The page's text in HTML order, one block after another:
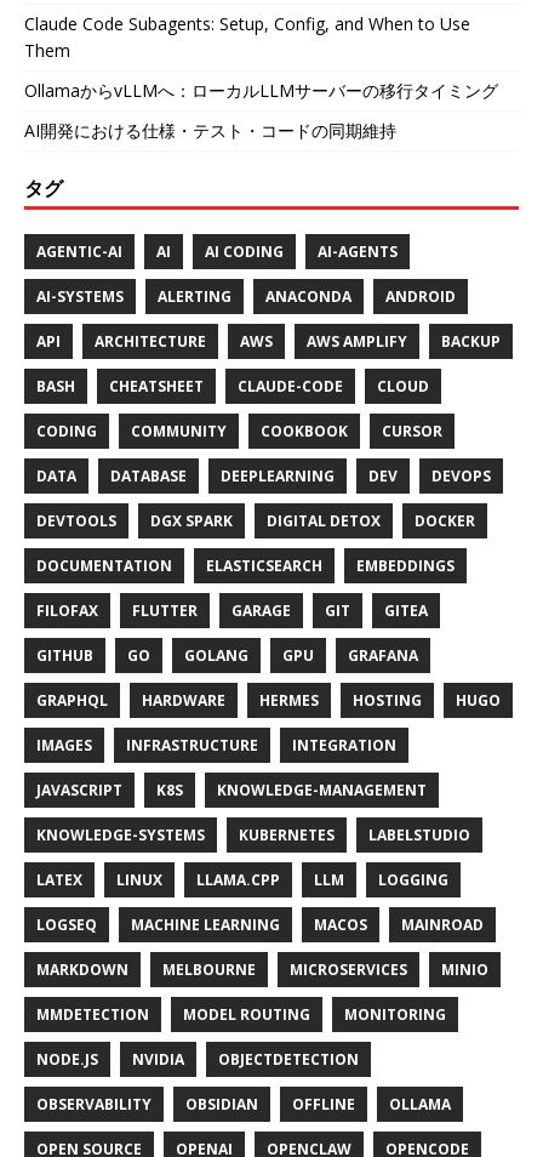
Claude Code Subagents: Setup, Config, and When to Use
Them
OllamaからvLLMへ：ローカルLLMサーバーの移行タイミング
AI開発における仕様・テスト・コードの同期維持
タグ
AGENTIC-AI AI AI CODING AI-AGENTS
AI-SYSTEMS ALERTING ANACONDA ANDROID
API ARCHITECTURE AWS AWS AMPLIFY BACKUP
BASH CHEATSHEET CLAUDE-CODE CLOUD
CODING COMMUNITY COOKBOOK CURSOR
DATA DATABASE DEEPLEARNING DEV DEVOPS
DEVTOOLS DGX SPARK DIGITAL DETOX DOCKER
DOCUMENTATION ELASTICSEARCH EMBEDDINGS
FILOFAX FLUTTER GARAGE GIT GITEA
GITHUB GO GOLANG GPU GRAFANA
GRAPHQL HARDWARE HERMES HOSTING HUGO
IMAGES INFRASTRUCTURE INTEGRATION
JAVASCRIPT K8S KNOWLEDGE-MANAGEMENT
KNOWLEDGE-SYSTEMS KUBERNETES LABELSTUDIO
LATEX LINUX LLAMA.CPP LLM LOGGING
LOGSEQ MACHINE LEARNING MACOS MAINROAD
MARKDOWN MELBOURNE MICROSERVICES MINIO
MMDETECTION MODEL ROUTING MONITORING
NODE.JS NVIDIA OBJECTDETECTION
OBSERVABILITY OBSIDIAN OFFLINE OLLAMA
OPEN SOURCE OPENAI OPENCLAW OPENCODE